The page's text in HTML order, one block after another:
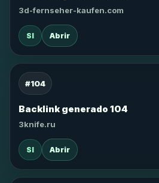
3d-fernseher-kaufen.com
SI Abrir
#104
Backlink generado 104
3knife.ru
SI Abrir